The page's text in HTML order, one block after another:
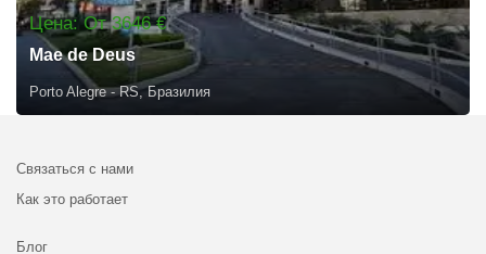
Цена: От 3646 €
Mae de Deus
Porto Alegre - RS, Бразилия
Связаться с нами
Как это работает
Блог